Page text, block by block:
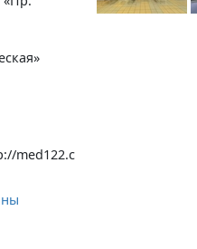
med122.c